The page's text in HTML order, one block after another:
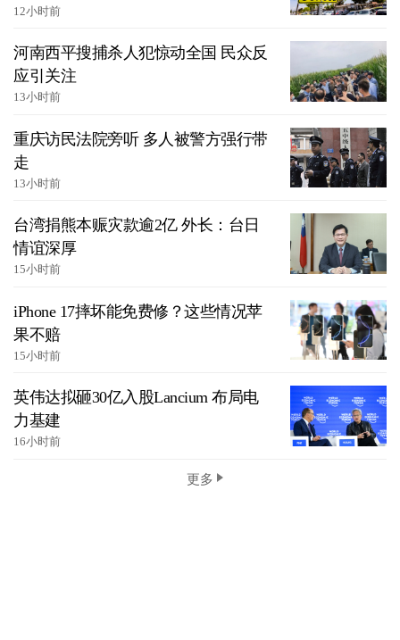
12小时前
河南西平搜捕杀人犯惊动全国 民众反
应引关注
13小时前
重庆访民法院旁听 多人被警方强行带
走
13小时前
台湾捐熊本赈灾款逾2亿 外长：台日
情谊深厚
15小时前
iPhone 17摔坏能免费修？这些情况苹
果不赔
15小时前
英伟达拟砸30亿入股Lancium 布局电
力基建
16小时前
更多